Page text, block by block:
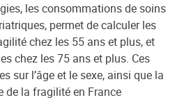
les consommations de soins
permet de calculer les
chez les 55 ans et plus, et
chez les 75 ans et plus. Ces
sur l’âge et le sexe, ainsi que la
de la fragilité en France